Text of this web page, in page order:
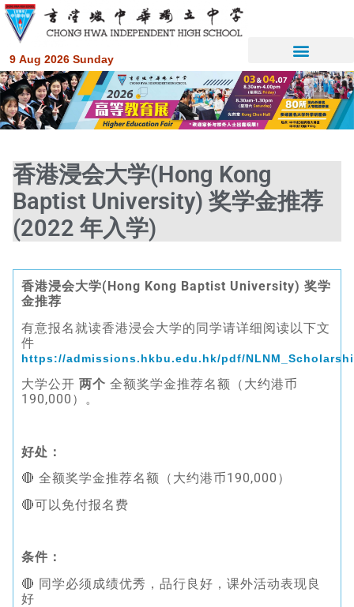
9 Aug 2026 Sunday
香港浸会大学(Hong Kong
Baptist University) 奖学金推荐
(2022 年入学)
香港浸会大学(Hong Kong Baptist University) 奖学
金推荐
有意报名就读香港浸会大学的同学请详细阅读以下文
件
https://admissions.hkbu.edu.hk/pdf/
大学公开 两个 全额奖学金推荐名额（大约港币
190,000）。
好处：
🔴 全额奖学金推荐名额（大约港币190,000）
🔴可以免付报名费
条件：
🔴 同学必须成绩优秀，品行良好，课外活动表现良
好